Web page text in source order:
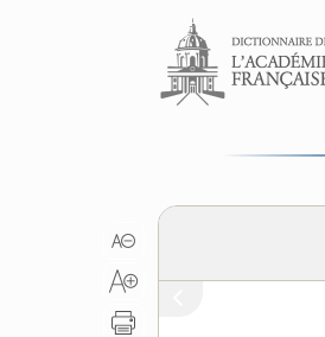
Aller au contenu